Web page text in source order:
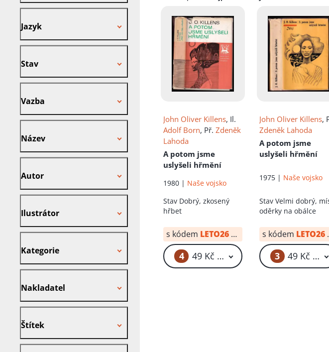
Jazyk
Stav
Vazba
Název
Autor
Ilustrátor
Kategorie
Nakladatel
Štítek
John Oliver Killens, Il.
Adolf Born, Př.Zdeněk
Lahoda
A potom jsme
uslyšeli hřmění
1980 | Naše vojsko
Stav Dobrý, zkosený
hřbet
s kódem LETO26 od:
4 49 Kč – 59 Kč
John Oliver Killens,
Zdeněk Lahoda
A potom jsme
uslyšeli hřmění
1975 | Naše vojsko
Stav Velmi dobrý,
oděrky na obálce
s kódem LETO26
3 49 Kč –